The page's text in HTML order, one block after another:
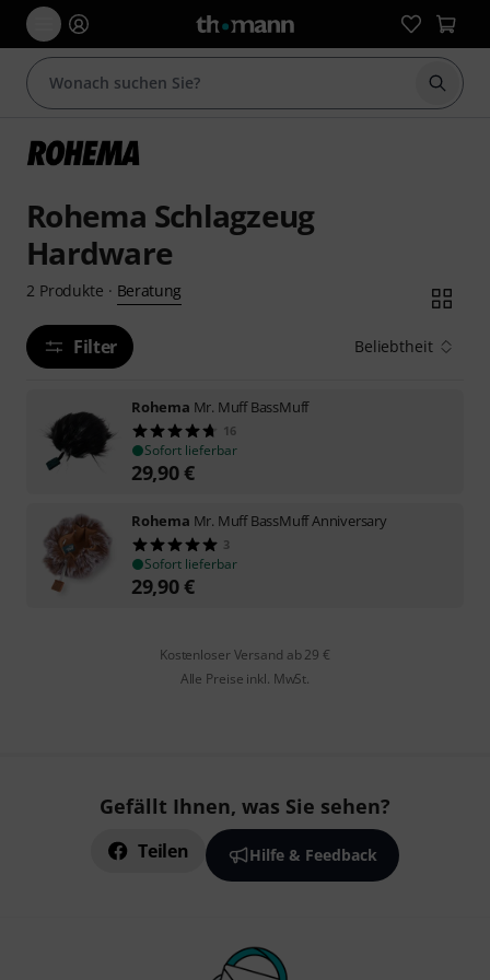
Suche
Rohema Schlagzeug
Hardware
2 Produkte · Beratung
Filter Beliebtheit
Rohema Mr. Muff BassMuff
16
Sofort lieferbar
29,90€
Rohema Mr. Muff BassMuff Anniversary
3
Sofort lieferbar
29,90€
Kostenloser Versand ab 29 €
Alle Preise inkl. MwSt.
Gefällt Ihnen, was Sie sehen?
Teilen Hilfe & Feedback